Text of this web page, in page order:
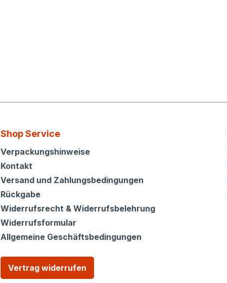
Shop Service
Shop Service
Verpackungshinweise
Kontakt
Versand und Zahlungsbedingungen
Rückgabe
Widerrufsrecht & Widerrufsbelehrung
Widerrufsformular
Allgemeine Geschäftsbedingungen
Vertrag widerrufen